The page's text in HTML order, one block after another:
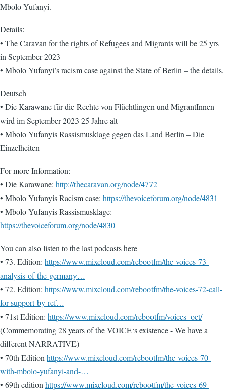
Mbolo Yufanyi.
Details:
• The Caravan for the rights of Refugees and Migrants will be 25 yrs
in September 2023
• Mbolo Yufanyi’s racism case against the State of Berlin – the details.
Deutsch
• Die Karawane für die Rechte von Flüchtlingen und MigrantInnen
wird im September 2023 25 Jahre alt
• Mbolo Yufanyis Rassismusklage gegen das Land Berlin – Die
Einzelheiten
For more Information:
• Die Karawane: http://thecaravan.org/node/4772
• Mbolo Yufanyis Racism case: https://thevoiceforum.org/node/4831
• Mbolo Yufanyis Rassismusklage:
https://thevoiceforum.org/node/4830
You can also listen to the last podcasts here
• 73. Edition: https://www.mixcloud.com/rebootfm/the-voices-73-
analysis-of-the-germany…
• 72. Edition: https://www.mixcloud.com/rebootfm/the-voices-72-call-
for-support-by-ref…
• 71st Edition: https://www.mixcloud.com/rebootfm/voices_oct/
(Commemorating 28 years of the VOICE‘s existence - We have a
different NARRATIVE)
• 70th Edition https://www.mixcloud.com/rebootfm/the-voices-70-
with-mbolo-yufanyi-and-…
• 69th edition https://www.mixcloud.com/rebootfm/the-voices-69-